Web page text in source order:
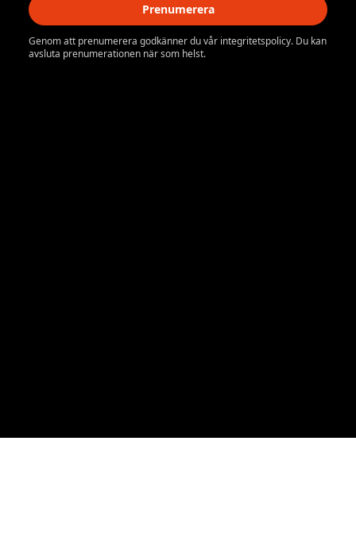
Prenumerera
Genom att prenumerera godkänner du vår integritetspolicy. Du kan
avsluta prenumerationen när som helst.